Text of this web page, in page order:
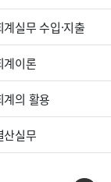
실무 수입·지출
계이론
의 활용
산실무